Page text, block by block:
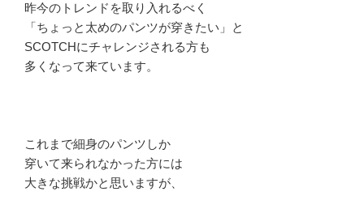
昨今のトレンドを取り入れるべく
「ちょっと太めのパンツが穿きたい」と
SCOTCHにチャレンジされる方も
多くなって来ています。
これまで細身のパンツしか
穿いて来られなかった方には
大きな挑戦かと思いますが、